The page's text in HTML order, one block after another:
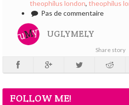
theophilus london, theophilus
Pas de commentaire
UGLYMELY
Share story
FOLLOW ME!